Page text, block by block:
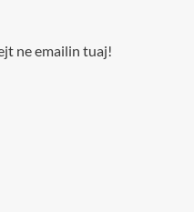
ne emailin tuaj!